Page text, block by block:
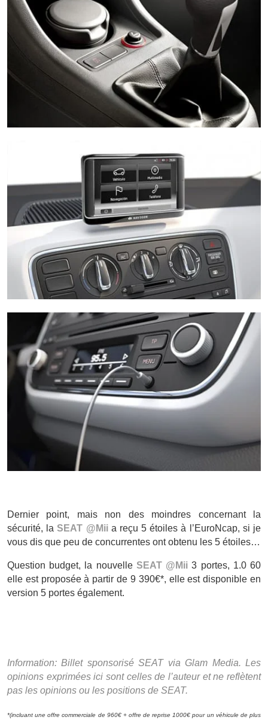
Dernier point, mais non des moindres concernant la
sécurité, laSEAT @Miia reçu 5 étoiles à l’EuroNcap, si je
vous dis que peu de concurrentes ont obtenu les 5 étoiles…
Question budget, la nouvelle SEAT @Mii 3 portes, 1.0 60
elle est proposée à partir de 9 390€*, elle est disponible en
version 5 portes également.
Information: Billet sponsorisé SEAT via Glam Media. Les
opinions exprimées ici sont celles de l’auteur et ne reflètent
pas les opinions ou les positions de SEAT.
*(incluant une offre commerciale de 960€ + offre de reprise 1000€ pour un véhicule de plus